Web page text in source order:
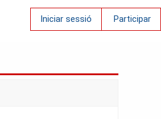
Iniciar sessió Participar